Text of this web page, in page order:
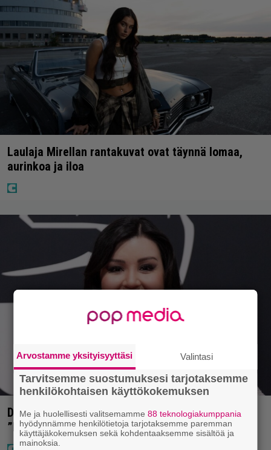
Laulaja Mirellan rantakuvat ovat täynnä lomaa,
aurinkoa ja iloa
Diandra julkaisi upeita kuvia Helsingistä –
”Puitteet kohdillaan”
Arvostamme yksityisyyttäsi Valintasi
Tarvitsemme suostumuksesi tarjotaksemme
henkilökohtaisen käyttökokemuksen
Me ja huolellisesti valitsemamme88 teknologiakumppania
hyödynnämme henkilötietoja tarjotaksemme paremman
käyttäjäkokemuksen sekä kohdentaaksemme sisältöä ja
mainoksia.